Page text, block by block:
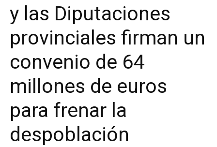
y las Diputaciones
provinciales firman un
convenio de 64
millones de euros
para frenar la
despoblación